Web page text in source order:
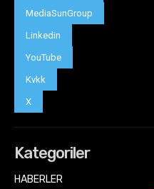
MediaSunGroup
Linkedin
YouTube
Kvkk
X
Kategoriler
HABERLER